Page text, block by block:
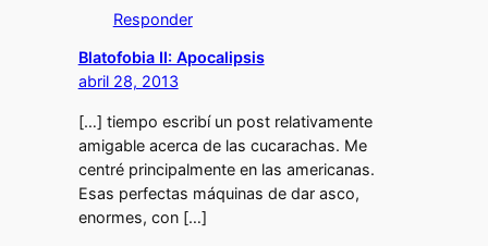
Responder
Blatofobia II: Apocalipsis
abril 28, 2013
[…] tiempo escribí un post relativamente
amigable acerca de las cucarachas. Me
centré principalmente en las americanas.
Esas perfectas máquinas de dar asco,
enormes, con […]